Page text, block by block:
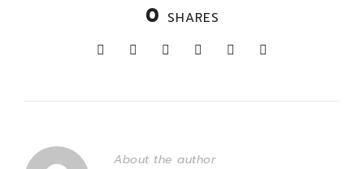
0 SHARES
About the author